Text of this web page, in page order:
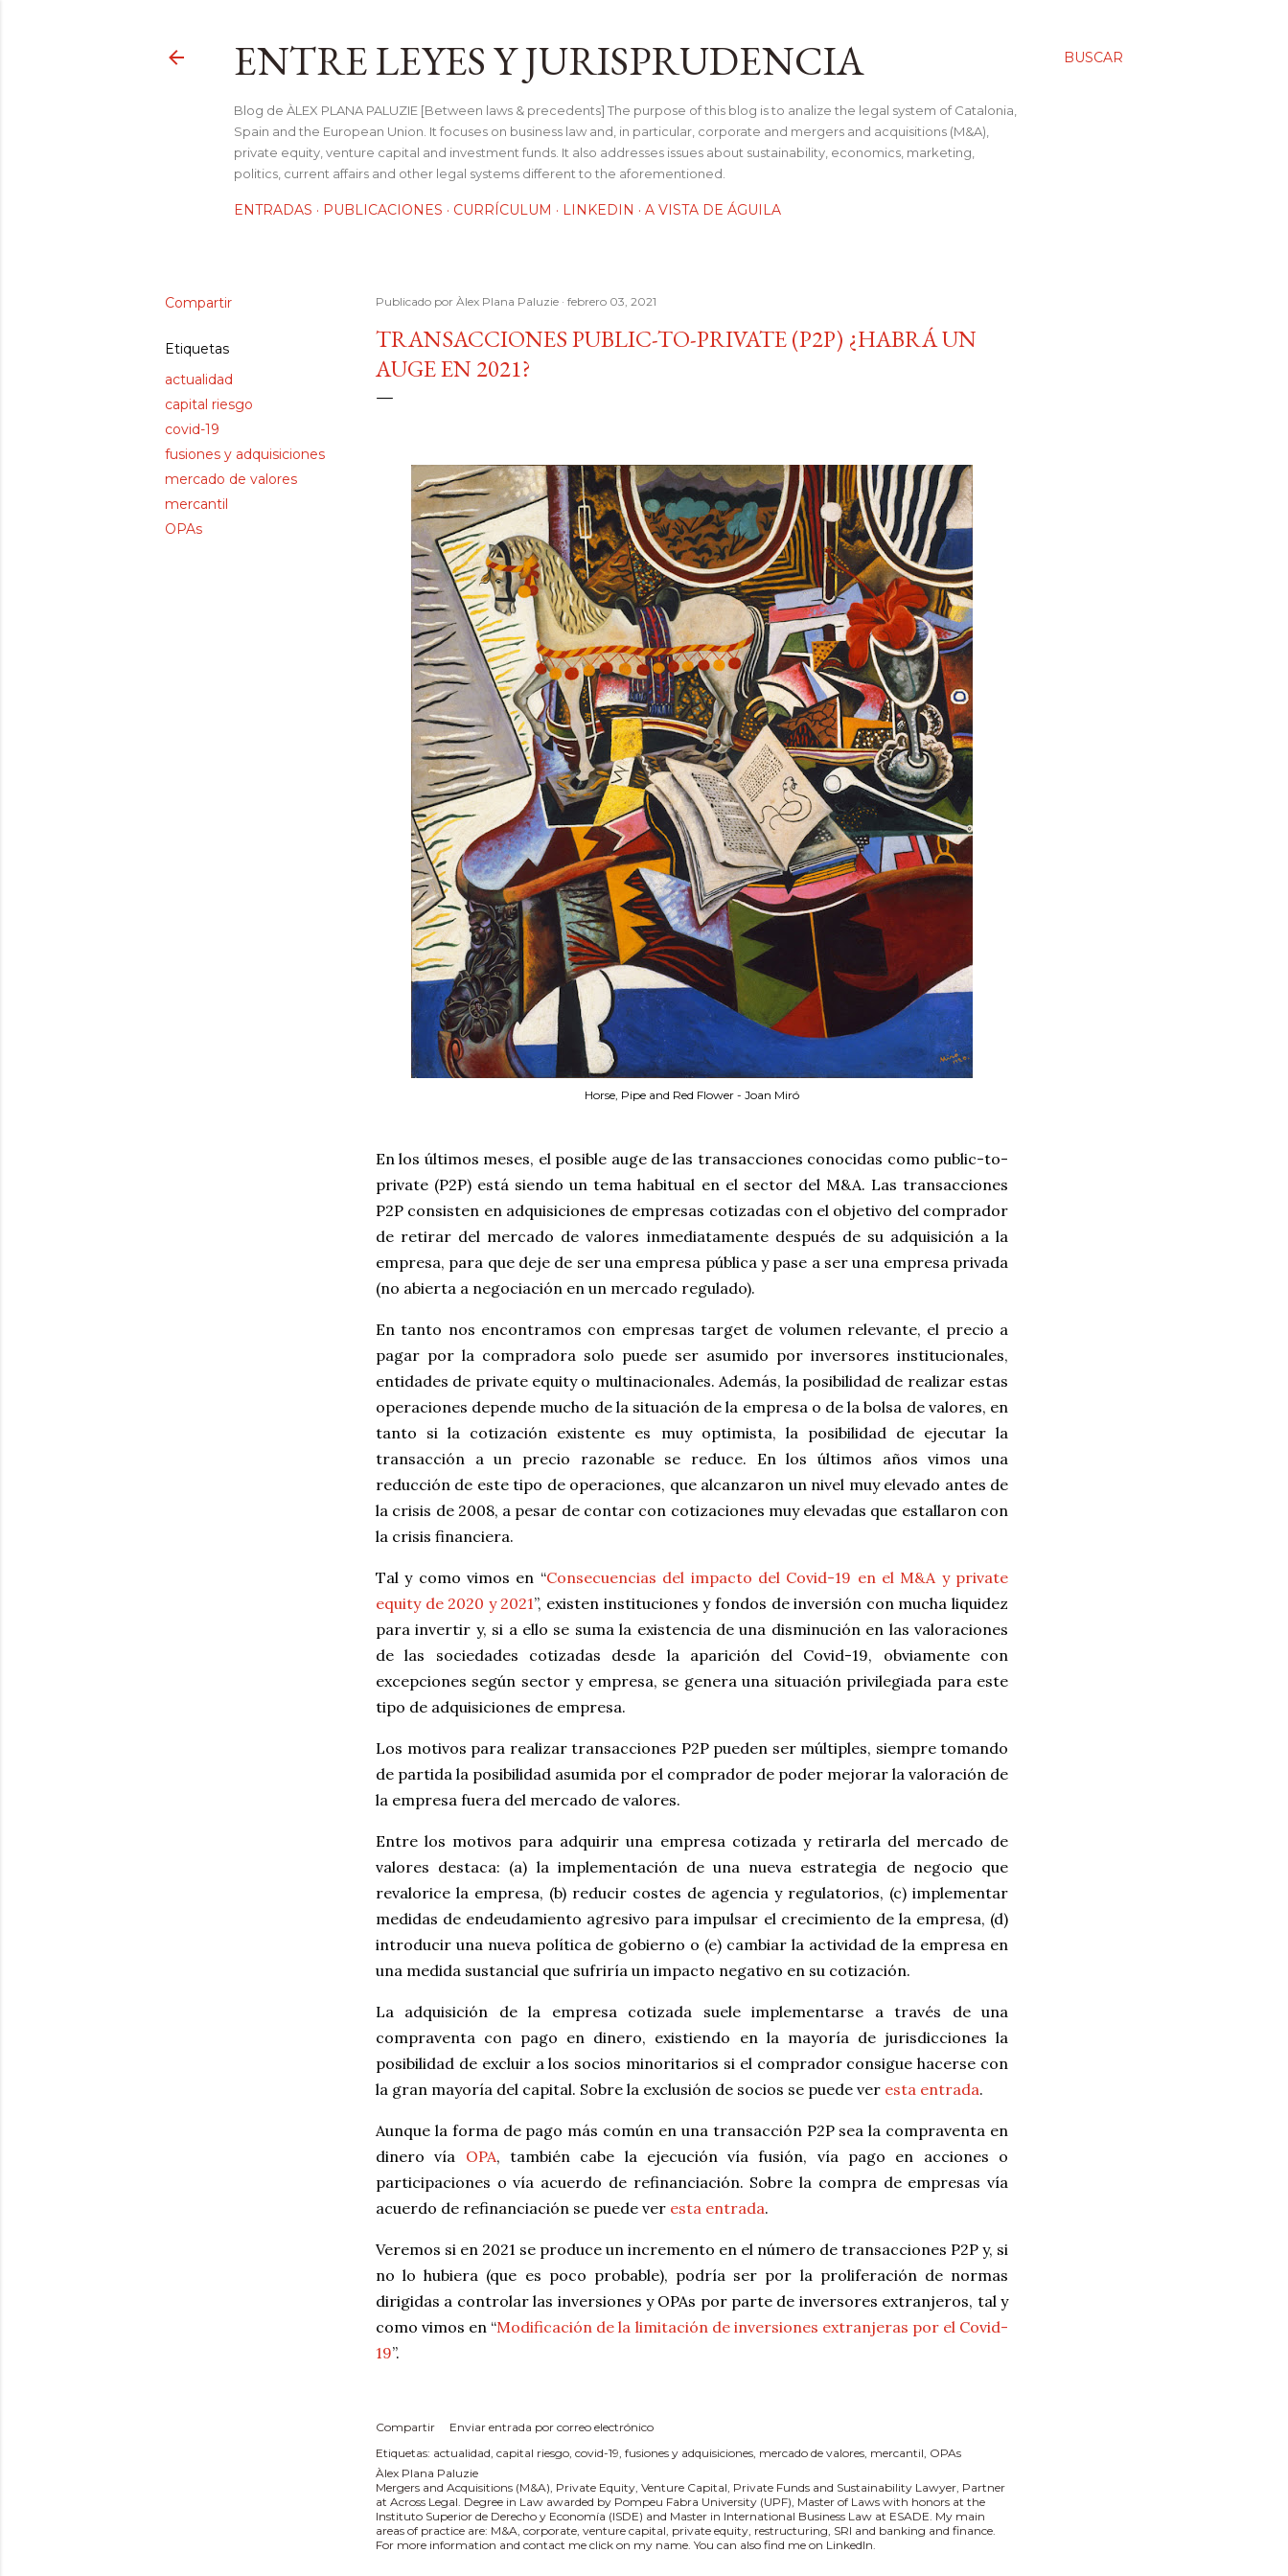
BUSCAR
ENTRE LEYES Y JURISPRUDENCIA
Blog de ÀLEX PLANA PALUZIE [Between laws & precedents] The purpose of this blog is to analize the legal system of Catalonia,
Spain and the European Union. It focuses on business law and, in particular, corporate and mergers and acquisitions (M&A),
private equity, venture capital and investment funds. It also addresses issues about sustainability, economics, marketing,
politics, current affairs and other legal systems different to the aforementioned.
ENTRADAS PUBLICACIONES CURRÍCULUM LINKEDIN A VISTA DE ÁGUILA
Compartir
Etiquetas
actualidad
capital riesgo
covid-19
fusiones y adquisiciones
mercado de valores
mercantil
OPAs
Publicado por Àlex Plana Paluzie febrero 03, 2021
TRANSACCIONES PUBLIC-TO-PRIVATE (P2P) ¿HABRÁ UN
AUGE EN 2021?
Horse, Pipe and Red Flower - Joan Miró
En los últimos meses, el posible auge de las transacciones conocidas como public-to-
private (P2P) está siendo un tema habitual en el sector del M&A. Las transacciones
P2P consisten en adquisiciones de empresas cotizadas con el objetivo del comprador
de retirar del mercado de valores inmediatamente después de su adquisición a la
empresa, para que deje de ser una empresa pública y pase a ser una empresa privada
(no abierta a negociación en un mercado regulado).
En tanto nos encontramos con empresas target de volumen relevante, el precio a
pagar por la compradora solo puede ser asumido por inversores institucionales,
entidades de private equity o multinacionales. Además, la posibilidad de realizar estas
operaciones depende mucho de la situación de la empresa o de la bolsa de valores, en
tanto si la cotización existente es muy optimista, la posibilidad de ejecutar la
transacción a un precio razonable se reduce. En los últimos años vimos una
reducción de este tipo de operaciones, que alcanzaron un nivel muy elevado antes de
la crisis de 2008, a pesar de contar con cotizaciones muy elevadas que estallaron con
la crisis financiera.
Tal y como vimos en “Consecuencias del impacto del Covid-19 en el M&A y private
equity de 2020 y 2021”, existen instituciones y fondos de inversión con mucha liquidez
para invertir y, si a ello se suma la existencia de una disminución en las valoraciones
de las sociedades cotizadas desde la aparición del Covid-19, obviamente con
excepciones según sector y empresa, se genera una situación privilegiada para este
tipo de adquisiciones de empresa.
Los motivos para realizar transacciones P2P pueden ser múltiples, siempre tomando
de partida la posibilidad asumida por el comprador de poder mejorar la valoración de
la empresa fuera del mercado de valores.
Entre los motivos para adquirir una empresa cotizada y retirarla del mercado de
valores destaca: (a) la implementación de una nueva estrategia de negocio que
revalorice la empresa, (b) reducir costes de agencia y regulatorios, (c) implementar
medidas de endeudamiento agresivo para impulsar el crecimiento de la empresa, (d)
introducir una nueva política de gobierno o (e) cambiar la actividad de la empresa en
una medida sustancial que sufriría un impacto negativo en su cotización.
La adquisición de la empresa cotizada suele implementarse a través de una
compraventa con pago en dinero, existiendo en la mayoría de jurisdicciones la
posibilidad de excluir a los socios minoritarios si el comprador consigue hacerse con
la gran mayoría del capital. Sobre la exclusión de socios se puede ver esta entrada.
Aunque la forma de pago más común en una transacción P2P sea la compraventa en
dinero vía OPA, también cabe la ejecución vía fusión, vía pago en acciones o
participaciones o vía acuerdo de refinanciación. Sobre la compra de empresas vía
acuerdo de refinanciación se puede ver esta entrada.
Veremos si en 2021 se produce un incremento en el número de transacciones P2P y, si
no lo hubiera (que es poco probable), podría ser por la proliferación de normas
dirigidas a controlar las inversiones y OPAs por parte de inversores extranjeros, tal y
como vimos en “Modificación de la limitación de inversiones extranjeras por el Covid-
19”.
Compartir
Enviar entrada por correo electrónico
Etiquetas: actualidad capital riesgo covid-19 fusiones y adquisiciones mercado de valores mercantil OPAs
Àlex Plana Paluzie
Mergers and Acquisitions (M&A), Private Equity, Venture Capital, Private Funds and Sustainability Lawyer, Partner
at Across Legal. Degree in Law awarded by Pompeu Fabra University (UPF), Master of Laws with honors at the
Instituto Superior de Derecho y Economía (ISDE) and Master in International Business Law at ESADE. My main
areas of practice are: M&A, corporate, venture capital, private equity, restructuring, SRI and banking and finance.
For more information and contact me click on my name. You can also find me on LinkedIn.